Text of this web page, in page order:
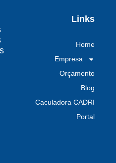
empresa de gestão de
para sua
de
especializada é
Links
Home
Empresa
Orçamento
Blog
Caculadora CADRI
Portal